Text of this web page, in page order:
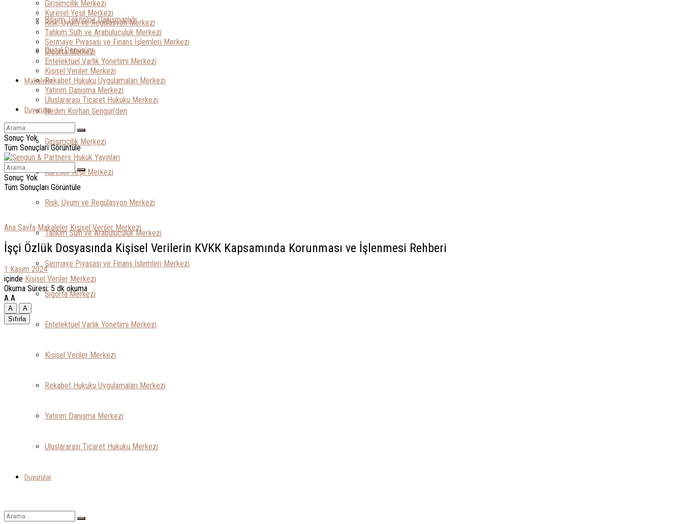
Bilişim Teknoloji Danışmanlığı
Dijital Dönüşüm
Makaleler
Nedim Korhan Şengün’den
Girişimcilik Merkezi
Küresel Yeşil Merkezi
Risk, Uyum ve Regülasyon Merkezi
Tahkim Sulh ve Arabuluculuk Merkezi
Sermaye Piyasası ve Finans İşlemleri Merkezi
Sigorta Merkezi
Entelektüel Varlık Yönetimi Merkezi
Kişisel Veriler Merkezi
Rekabet Hukuku Uygulamaları Merkezi
Yatırım Danışma Merkezi
Uluslararası Ticaret Hukuku Merkezi
Duyurular
Girişimcilik Merkezi
Küresel Yeşil Merkezi
Risk, Uyum ve Regülasyon Merkezi
Tahkim Sulh ve Arabuluculuk Merkezi
Sermaye Piyasası ve Finans İşlemleri Merkezi
Sigorta Merkezi
Entelektüel Varlık Yönetimi Merkezi
Kişisel Veriler Merkezi
Rekabet Hukuku Uygulamaları Merkezi
Yatırım Danışma Merkezi
Uluslararası Ticaret Hukuku Merkezi
Duyurular
Sonuç Yok
Tüm Sonuçları Görüntüle
Sonuç Yok
Tüm Sonuçları Görüntüle
Ana Sayfa Makaleler Kişisel Veriler Merkezi
İşçi Özlük Dosyasında Kişisel Verilerin KVKK Kapsamında Korunması ve İşlenmesi Rehberi
1 Kasım 2024
içinde Kişisel Veriler Merkezi
Okuma Süresi: 5 dk okuma
A A
A
A
Sıfırla